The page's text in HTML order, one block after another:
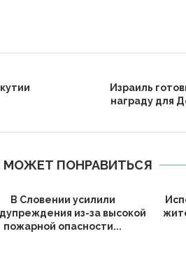
Израиль
награду для
МОЖЕТ ПОНРАВИТЬСЯ
В Словении усилили
из-за высокой
пожарной опасности...